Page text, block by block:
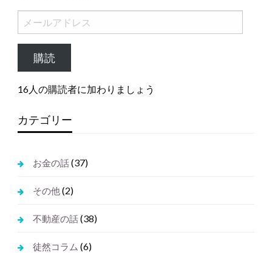
ー
レ
購読
16人の購読者に加わりましょう
カテゴリー
お金の話(37)
その他(2)
不動産の話(38)
徒然コラム (6)